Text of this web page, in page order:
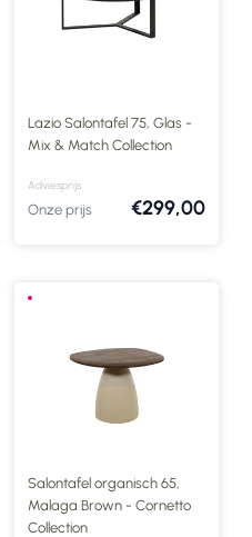
Lazio Salontafel 75, Glas -
Mix & Match Collection
Adviesprijs
Onze prijs €299,00
Salontafel organisch 65,
Malaga Brown - Cornetto
Collection